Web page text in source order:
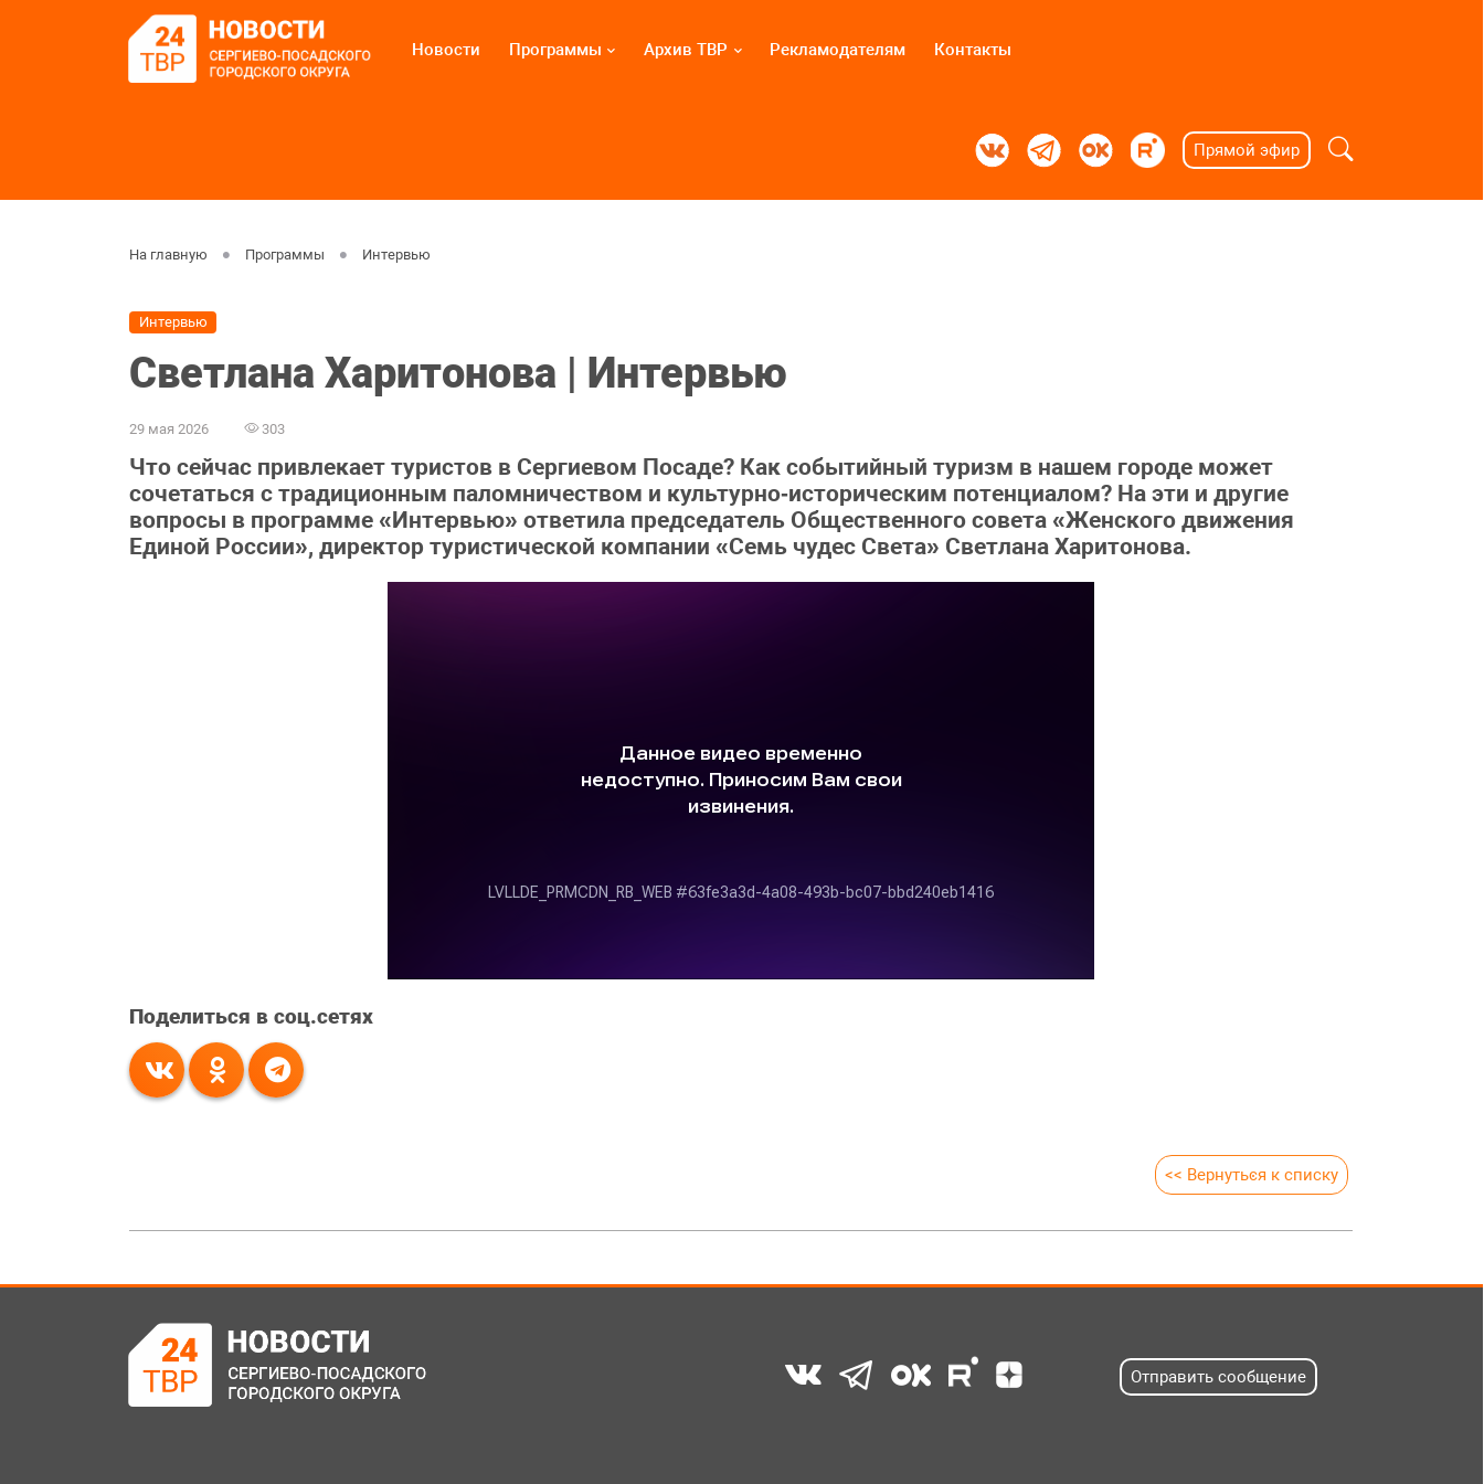
Новости Программы Архив ТВР Рекламодателям Контакты
Прямой эфир
На главную Программы Интервью
Интервью
Светлана Харитонова | Интервью
29 мая 2026 303
Что сейчас привлекает туристов в Сергиевом Посаде? Как событийный туризм в нашем городе может
сочетаться с традиционным паломничеством и культурно‑историческим потенциалом? На эти и другие
вопросы в программе «Интервью» ответила председатель Общественного совета «Женского движения
Единой России», директор туристической компании «Семь чудес Света» Светлана Харитонова.
Поделиться в соц.сетях
<< Вернуться к списку
Отправить сообщение